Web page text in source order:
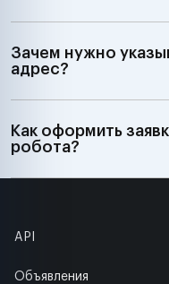
Зачем нужно
адрес?
Как оформить
робота?
API
Объявления